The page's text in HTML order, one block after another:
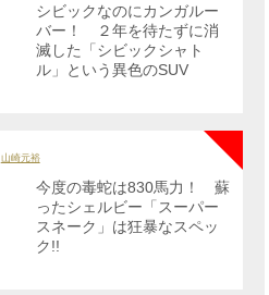
シビックなのにカンガルー
バー！ ２年を待たずに消
滅した「シビックシャト
ル」という異色のSUV
山崎元裕
今度の毒蛇は830馬力！ 蘇
ったシェルビー「スーパー
スネーク」は狂暴なスペッ
ク!!